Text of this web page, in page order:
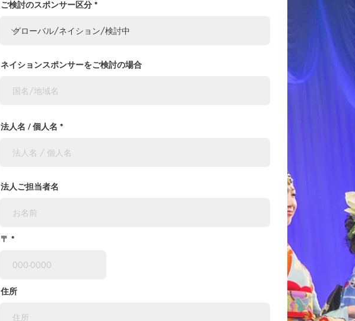
ご検討のスポンサー区分
ネイションスポンサーをご検討の場合
法人名 / 個人名
法人ご担当者名
〒
住所